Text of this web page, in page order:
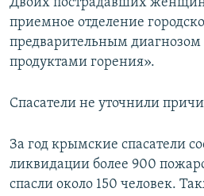
Двоих пострадавших женщин
приемное отделение
предварительным диагнозом
продуктами горения».
Спасатели не уточнили
За год крымские спасатели
ликвидации более 900
спасли около 150 человек.